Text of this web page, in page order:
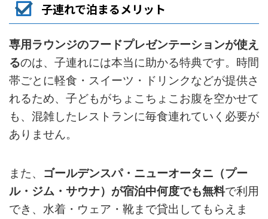
子連れで泊まるメリット
専用ラウンジのフードプレゼンテーションが使え
るのは、子連れには本当に助かる特典です。時間
帯ごとに軽食・スイーツ・ドリンクなどが提供さ
れるため、子どもがちょこちょこお腹を空かせて
も、混雑したレストランに毎食連れていく必要が
ありません。
また、 ゴールデンスパ・ニューオータニ（プー
ル・ジム・サウナ）が宿泊中何度でも無料で利用
でき、水着・ウェア・靴まで貸出してもらえま